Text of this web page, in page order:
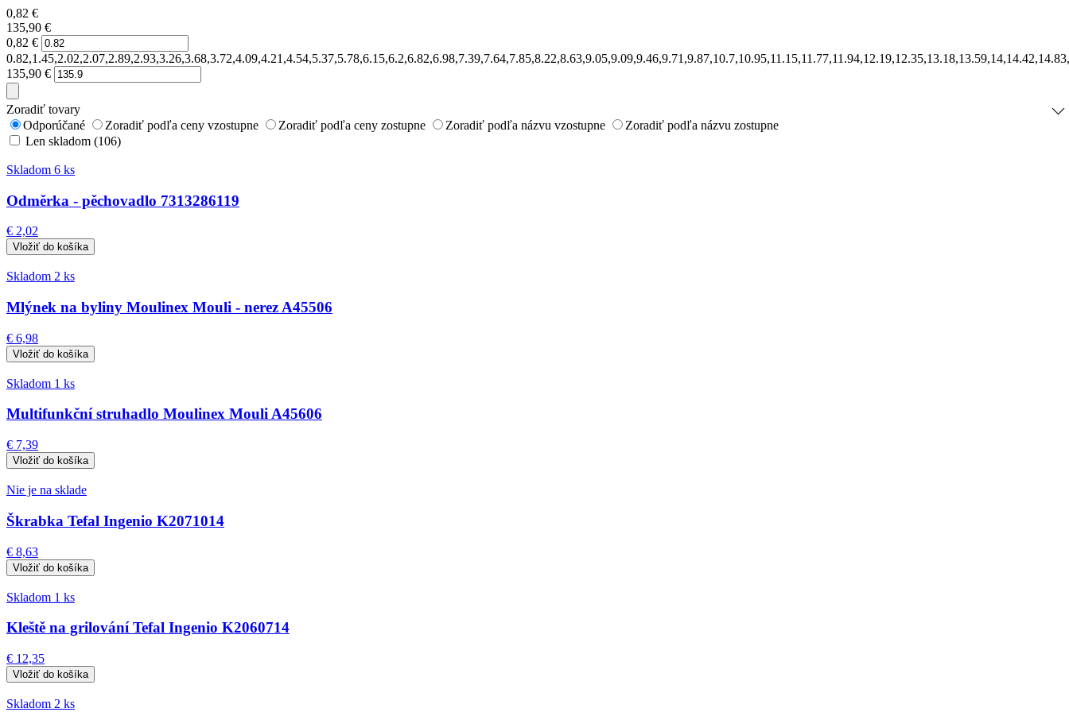
0,82 €
135,90 €
0,82 €
135,90 €
Zoradiť tovary
Odporúčané
Zoradiť podľa ceny vzostupne Zoradiť podľa ceny zostupne Zoradiť podľa názvu vzostupne
Zoradiť podľa názvu zostupne
Len skladom (106)
Skladom 6 ks
Odměrka - pěchovadlo 7313286119
€ 2,02
Skladom 2 ks
Mlýnek na byliny Moulinex Mouli - nerez A45506
€ 6,98
Skladom 1 ks
Multifunkční struhadlo Moulinex Mouli A45606
€ 7,39
Nie je na sklade
Škrabka Tefal Ingenio K2071014
€ 8,63
Skladom 1 ks
Kleště na grilování Tefal Ingenio K2060714
€ 12,35
Skladom 2 ks